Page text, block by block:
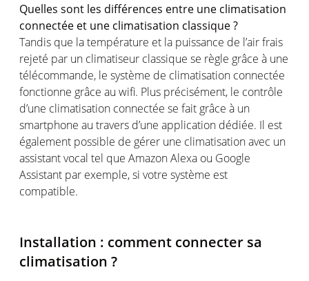
Quelles sont les différences entre une climatisation
connectée et une climatisation classique ?
Tandis que la température et la puissance de l’air frais
rejeté par un climatiseur classique se règle grâce à une
télécommande, le système de climatisation connectée
fonctionne grâce au wifi. Plus précisément, le contrôle
d’une climatisation connectée se fait grâce à un
smartphone au travers d’une application dédiée. Il est
également possible de gérer une climatisation avec un
assistant vocal tel que Amazon Alexa ou Google
Assistant par exemple, si votre système est
compatible.
Installation : comment connecter sa
climatisation ?